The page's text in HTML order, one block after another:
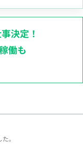
決定！
働も
。